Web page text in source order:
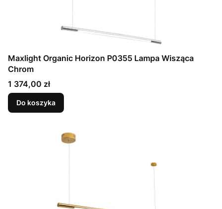
Maxlight Organic Horizon P0355 Lampa Wisząca
Chrom
Cena
1 374,00 zł
Do koszyka